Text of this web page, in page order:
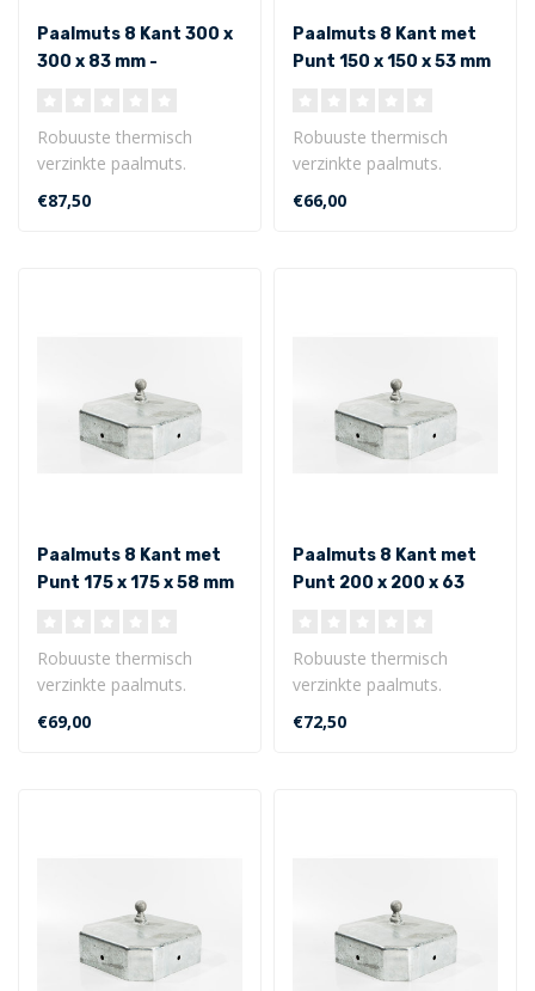
Paalmuts 8 Kant 300 x
300 x 83 mm -
Robuuste thermisch
verzinkte paalmuts.
8 Kant model 300 x 300 x
83 mm - Uitwe..
€87,50
Paalmuts 8 Kant met
Punt 150 x 150 x 53 mm
Robuuste thermisch
verzinkte paalmuts.
8 Kant met punt 150 x 150
x 53 mm - U..
€66,00
Paalmuts 8 Kant met
Punt 175 x 175 x 58 mm
Robuuste thermisch
verzinkte paalmuts.
8 Kant met punt 175 x 175
x 58 mm - U..
€69,00
Paalmuts 8 Kant met
Punt 200 x 200 x 63
Robuuste thermisch
verzinkte paalmuts.
8 Kant met punt 200 x 200
x 63 mm - Ui..
€72,50